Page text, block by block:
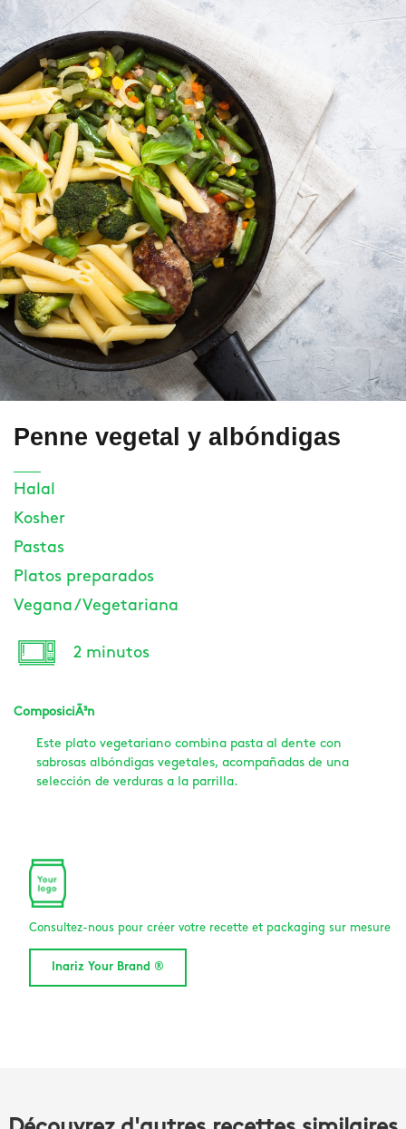
Penne vegetal y albóndigas
Halal
Kosher
Pastas
Platos preparados
Vegana / Vegetariana
2 minutos
ComposiciÃ³n
Este plato vegetariano combina pasta al dente con
sabrosas albóndigas vegetales, acompañadas de una
selección de verduras a la parrilla.
Consultez-nous pour créer votre recette et packaging sur mesure
Inariz Your Brand ®